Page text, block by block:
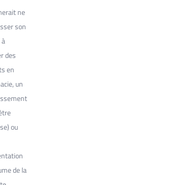
ne
son
des
en
un
ou
de la